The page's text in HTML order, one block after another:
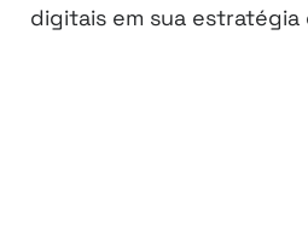
digitais em sua estratégia